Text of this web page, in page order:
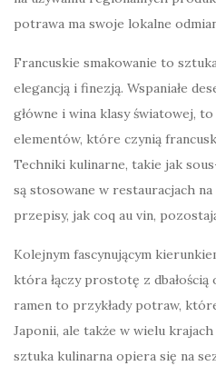
potrawa ma swoje lokalne
Francuskie smakowanie to
elegancją i finezją. Wspaniałe
główne i wina klasy światowej,
elementów, które czynią
Techniki kulinarne, takie jak
są stosowane w restauracjach na
przepisy, jak coq au vin,
Kolejnym fascynującym
która łączy prostotę z
ramen to przykłady potraw,
Japonii, ale także w wielu krajach
sztuka kulinarna opiera się na